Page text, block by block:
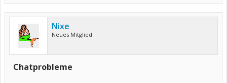
Nixe
Neues Mitglied
Chatprobleme